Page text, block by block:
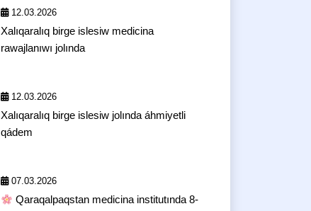
12.03.2026
Xalıqaralıq birge islesiw medicina
rawajlanıwı jolında
12.03.2026
Xalıqaralıq birge islesiw jolında áhmiyetli
qádem
07.03.2026
Qaraqalpaqstan medicina institutında 8-